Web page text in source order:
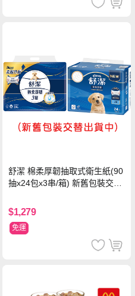
舒潔 棉柔厚韌抽取式衛生紙(90
抽x24包x3串/箱) 新舊包裝交替
$1,279
免運